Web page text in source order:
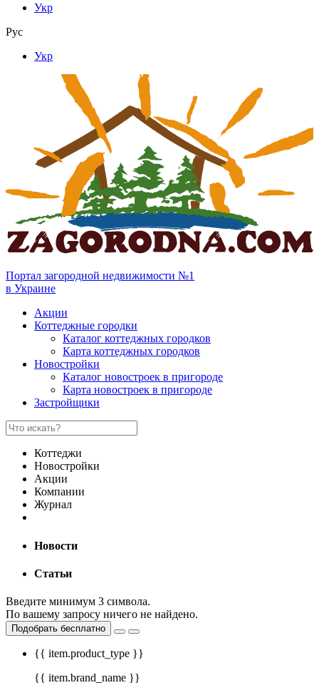
Укр
Рус
Укр
Портал загородной недвижимости №1
в Украине
Акции
Коттеджные городки
Каталог коттеджных городков
Карта коттеджных городков
Новостройки
Каталог новостроек в пригороде
Карта новостроек в пригороде
Застройщики
Коттеджи
Новостройки
Акции
Компании
Журнал
Новости
Статьи
Введите минимум 3 символа.
По вашему запросу ничего не найдено.
Подобрать бесплатно
{{ item.product_type }}
{{ item.brand_name }}